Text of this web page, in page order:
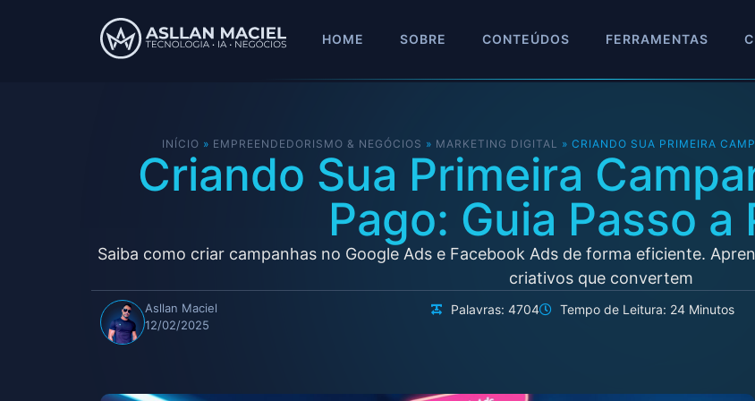
HOME SOBRE CONTEÚDOS FERRAMENTAS
INÍCIO » EMPREENDEDORISMO & NEGÓCIOS » MARKETING DIGITAL » CRIANDO SUA PRIMEIRA
Criando Sua Primeira
Pago: Guia Passo a
Saiba como criar campanhas no Google Ads e Facebook Ads de forma eficiente.
criativos que convertem
Asllan Maciel
12/02/2025
Palavras: 4704 Tempo de Leitura: 24 Minutos